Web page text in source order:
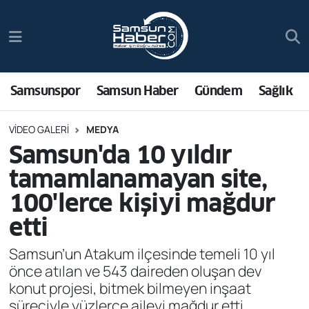
Samsunspor Samsun Haber Gündem Sağlık
VIDEO GALERI MEDYA
Samsun'da 10 yıldır
tamamlanamayan site,
100'lerce kişiyi mağdur
etti
Samsun’un Atakum ilçesinde temeli 10 yıl
önce atılan ve 543 daireden oluşan dev
konut projesi, bitmek bilmeyen inşaat
Samsun Haber
Sağlık
Asayiş
Bilim ve Teknoloji
Bölge
Dünya
Ekonomi
Trafik Durumu
Süper Lig Puan Durumu ve Fikstür
Tüm Manşetler
Son Dakika Haberleri
Haber Arşivi